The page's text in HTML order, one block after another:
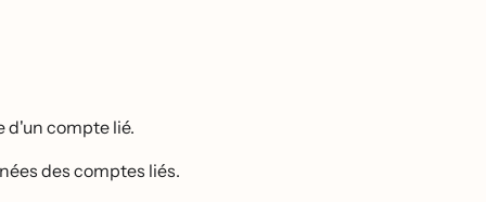
d'un compte lié.
des comptes liés.